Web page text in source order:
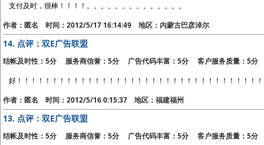
支付及时，很棒！！！！。。。。。。。。。。。。。。
作者：匿名 时间：2012/5/17 16:14:49 地区：内蒙古巴彦淖尔
14. 点评：双E广告联盟
结帐及时性：5分 服务商信誉：5分 广告代码丰富：5分 客户服务质量：5分
好！！！！！！！！！！！！！！！！！！！！！！！！！！！！！！！！！！
作者：匿名 时间：2012/5/16 0:15:37 地区：福建福州
13. 点评：双E广告联盟
结帐及时性：5分 服务商信誉：5分 广告代码丰富：5分 客户服务质量：5分